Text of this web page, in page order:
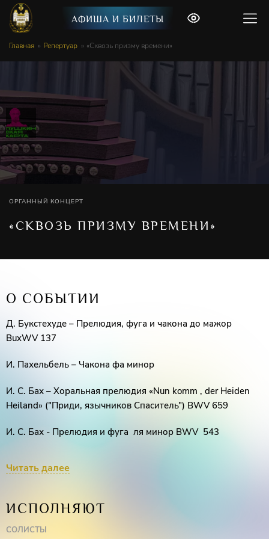
АФИША И БИЛЕТЫ
Главная Репертуар «Сквозь призму времени»
ОРГАННЫЙ КОНЦЕРТ
«СКВОЗЬ ПРИЗМУ ВРЕМЕНИ»
О СОБЫТИИ
Д. Букстехуде – Прелюдия, фуга и чакона до мажор
BuxWV 137
И. Пахельбель – Чакона фа минор
И. С. Бах – Хоральная прелюдия «Nun komm , der Heiden
Heiland» ("Приди, язычников Спаситель") BWV 659
И. С. Бах - Прелюдия и фуга ля минор BWV 543
Т. Альбинони – Р. Джадзотто – Адажио (транскрипция для
органа С. Бережной)
Читать далее
ИСПОЛНЯЮТ
СОЛИСТЫ